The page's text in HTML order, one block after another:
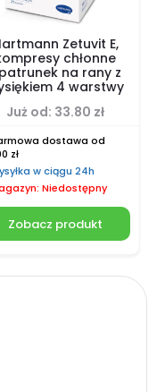
Zetuvit E,
chłonne
na rany z
4 warstwy
Już od: 33.80 zł
dostawa od
zł
w ciągu 24h
Niedostępny
Zobacz produkt